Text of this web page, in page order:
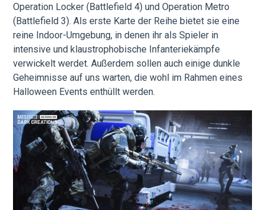
Operation Locker (Battlefield 4) und Operation Metro
(Battlefield 3). Als erste Karte der Reihe bietet sie eine
reine Indoor-Umgebung, in denen ihr als Spieler in
intensive und klaustrophobische Infanteriekämpfe
verwickelt werdet. Außerdem sollen auch einige dunkle
Geheimnisse auf uns warten, die wohl im Rahmen eines
Halloween Events enthüllt werden.